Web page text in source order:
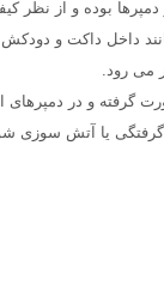
داکت و دودکش
می رود.
و در دمپرهای
گرفتگی یا آتش سوزی